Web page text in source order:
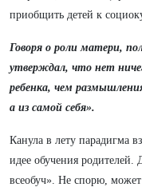
приобщить детей к
Говоря о роли матери,
утверждал, что нет
ребенка, чем
а из самой себя».
Канула в лету парадигма
идее обучения родителей.
всеобуч». Не спорю,